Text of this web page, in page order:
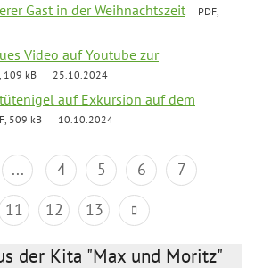
Gast in der Weihnachtszeit
PDF,
Video auf Youtube zur
109 kB 25.10.2024
auf Exkursion auf dem
509 kB 10.10.2024
... 4 5 6
7
11 12 13
der Kita "Max und Moritz"